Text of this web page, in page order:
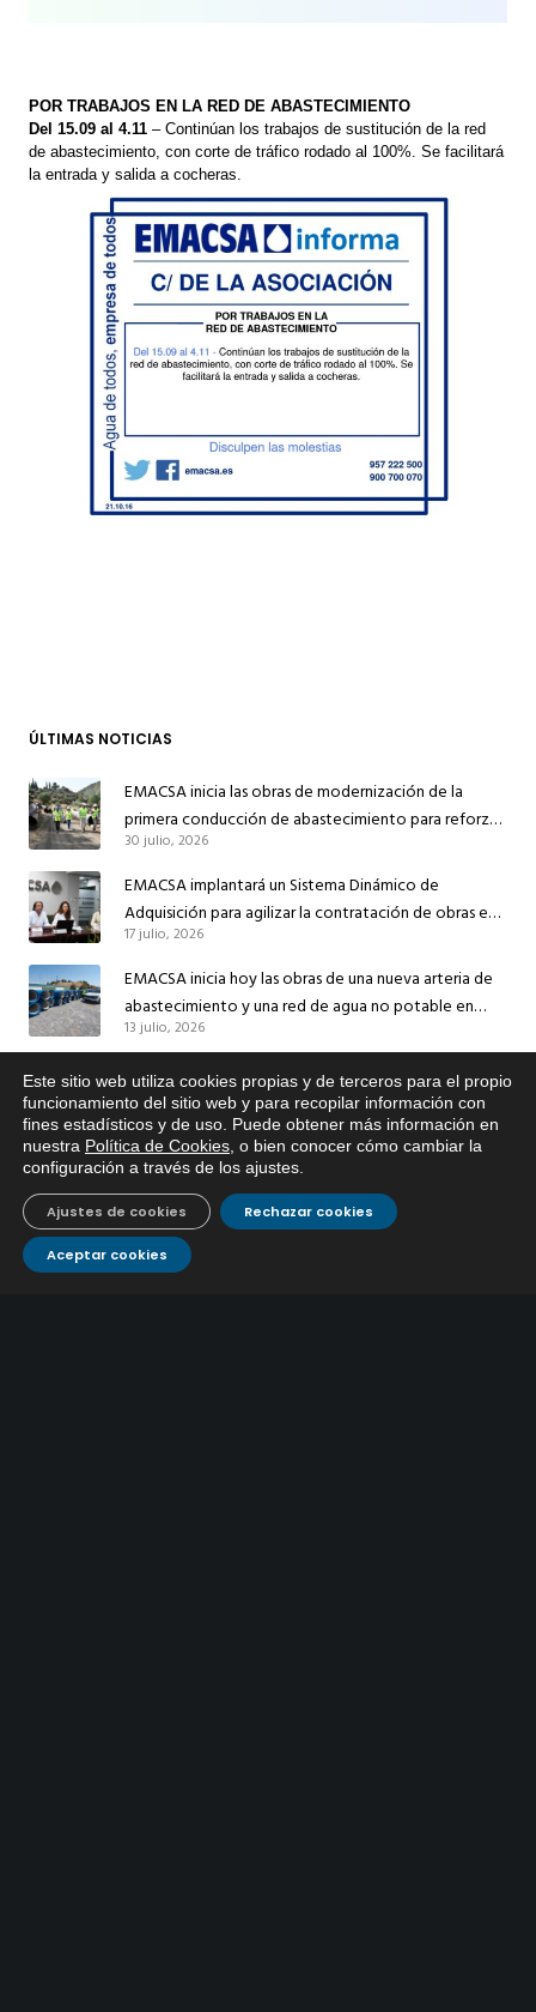
POR TRABAJOS EN LA RED DE ABASTECIMIENTO
Del 15.09 al 4.11– Continúan los trabajos de sustitución de la red
de abastecimiento, con corte de tráfico rodado al 100%. Se facilitará
la entrada y salida a cocheras.
ÚLTIMAS NOTICIAS
EMACSA inicia las obras de modernización de la
primera conducción de abastecimiento para reforzar
el suministro de agua de Córdoba
30 julio, 2026
EMACSA implantará un Sistema Dinámico de
Adquisición para agilizar la contratación de obras en
sus redes e instalaciones
17 julio, 2026
EMACSA inicia hoy las obras de una nueva arteria de
abastecimiento y una red de agua no potable en
Ingeniero Ruiz de Azúa
13 julio, 2026
Caracterización ZA Córdoba Red Quemadas- 1ª Sem
2026
9 julio, 2026
Caracterización ZA Córdoba Red Carrera Caballo-1º
Sem 2026
9 julio, 2026
Caracterización ZA Medina Azahara-1º Sem 2026
Este sitio web utiliza cookies propias y de terceros para el propio
funcionamiento del sitio web y para recopilar información con
fines estadísticos y de uso. Puede obtener más información en
nuestra Política de Cookies , o bien conocer cómo cambiar la
configuración a través de los ajustes
Aceptar cookies
Rechazar cookies
Ajustes de cookies
Si tiene cualquier duda sobre
EMACSA, haga click abajo.